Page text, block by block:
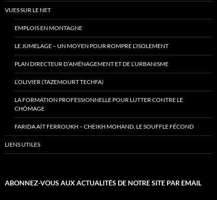
VUES SUR LE NET
EMPLOIS EN MONTAGNE
LE JUMELAGE – UN MOYEN POUR ROMPRE L’ISOLEMENT
PLAN DIRECTEUR D’AMÉNAGEMENT ET DE L’URBANISME
L’OLIVIER (TAZEMOURT TECHFA)
LA FORMATION PROFESSIONNELLE POUR LUTTER CONTRE LE
CHÔMAGE
FARIDA AÏT FERROUKH – CHEIKH MOHAND, LE SOUFFLE FÉCOND
LIENS UTILES
ABONNEZ-VOUS AUX ACTUALITÉS DE NOTRE SITE PAR EMAIL